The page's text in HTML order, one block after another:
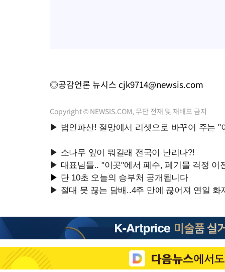
◎공감언론 뉴시스 cjk9714@newsis.com
Copyright © NEWSIS.COM, 무단 전재 및 재배포 금지